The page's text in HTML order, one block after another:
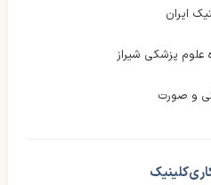
ایران
پزشکی شیراز
و صورت
کلینیک